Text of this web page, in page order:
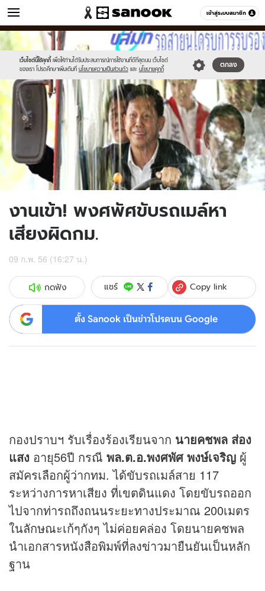
เข้าสู่ระบบสมาชิก
ข่าว หมวดอื่นๆ
เว็บไซต์นี้ใช้คุกกี้ เพื่อให้ท่านได้รับประสบการณ์การใช้งานที่ดีที่สุดบน เว็บไซต์
ของเรา โปรดศึกษาเพิ่มเติมที่ นโยบายความเป็นส่วนตัว และ นโยบายคุกกี้
ตกลง
Sanook
//s.isanook.com/sr/0/images/logo-
new-
sanook.png
600
60
//s.isanook.com/ns/0/ud/233/1169213/untitled-
1.jpg
งานเข้า! พงศพัศขับรถเมล์หา
เสียงผิดกม.
09 ก.พ. 56 (16:27 น.)
กดฟัง แชร์ Copy link
ตั้ง Sanook เป็นข่าวโปรดบน Google
กองปราบฯ รับเรื่องร้องเรียนจาก นายคชพล ส่อง
แสง อายุ56ปี กรณี พล.ต.อ.พงศพัศ พงษ์เจริญ ผู้
สมัครเลือกผู้ว่ากทม. ได้ขับรถเมล์สาย 117
ระหว่างการหาเสียง ที่เขตดินแดง โดยขับรถออก
ไปจากท่ารถถึงถนนระยะทางประมาณ 200เมตร
ในลักษณะเก้ๆกังๆ ไม่ค่อยคล่อง โดยนายคชพล
นำเอกสารหนังสือพิมพ์ที่ลงข่าวมายืนยันเป็นหลัก
ฐาน